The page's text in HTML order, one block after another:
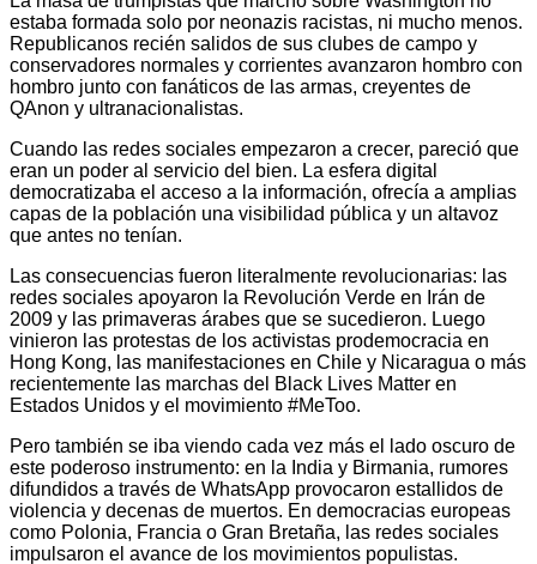
estaba formada solo por neonazis racistas, ni mucho menos.
Republicanos recién salidos de sus clubes de campo y
conservadores normales y corrientes avanzaron hombro con
hombro junto con fanáticos de las armas, creyentes de
QAnon y ultranacionalistas.
Cuando las redes sociales empezaron a crecer, pareció que
eran un poder al servicio del bien. La esfera digital
democratizaba el acceso a la información, ofrecía a amplias
capas de la población una visibilidad pública y un altavoz
que antes no tenían.
Las consecuencias fueron literalmente revolucionarias: las
redes sociales apoyaron la Revolución Verde en Irán de
2009 y las primaveras árabes que se sucedieron. Luego
vinieron las protestas de los activistas prodemocracia en
Hong Kong, las manifestaciones en Chile y Nicaragua o más
recientemente las marchas del Black Lives Matter en
Estados Unidos y el movimiento #MeToo.
Pero también se iba viendo cada vez más el lado oscuro de
este poderoso instrumento: en la India y Birmania, rumores
difundidos a través de WhatsApp provocaron estallidos de
violencia y decenas de muertos. En democracias europeas
como Polonia, Francia o Gran Bretaña, las redes sociales
impulsaron el avance de los movimientos populistas.